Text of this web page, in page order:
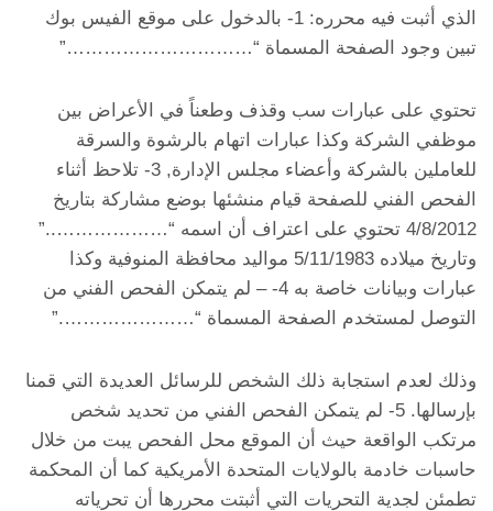
الذي أثبت فيه محرره: 1- بالدخول على موقع الفيس بوك
تبين وجود الصفحة المسماة “…………………………”
تحتوي على عبارات سب وقذف وطعناً في الأعراض بين
موظفي الشركة وكذا عبارات اتهام بالرشوة والسرقة
للعاملين بالشركة وأعضاء مجلس الإدارة, 3- تلاحظ أثناء
الفحص الفني للصفحة قيام منشئها بوضع مشاركة بتاريخ
4/8/2012 تحتوي على اعتراف أن اسمه “………………..”
وتاريخ ميلاده 5/11/1983 مواليد محافظة المنوفية وكذا
عبارات وبيانات خاصة به 4- – لم يتمكن الفحص الفني من
التوصل لمستخدم الصفحة المسماة “………………….”
وذلك لعدم استجابة ذلك الشخص للرسائل العديدة التي قمنا
بإرسالها. 5- لم يتمكن الفحص الفني من تحديد شخص
مرتكب الواقعة حيث أن الموقع محل الفحص يبت من خلال
حاسبات خادمة بالولايات المتحدة الأمريكية كما أن المحكمة
تطمئن لجدية التحريات التي أثبتت محررها أن تحرياته